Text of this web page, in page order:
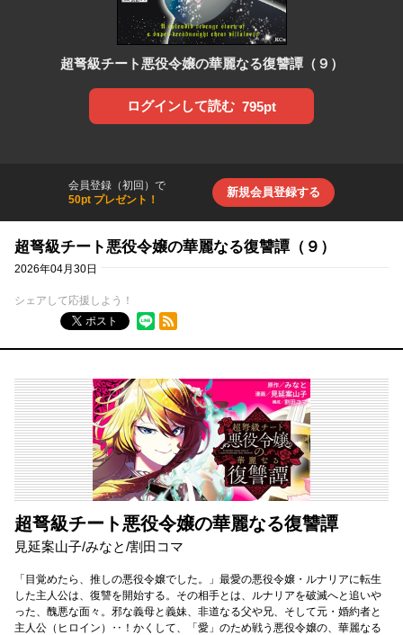
超弩級チート悪役令嬢の華麗なる復讐譚（９）
ログインして読む 795pt
会員登録（初回）で
50pt プレゼント！
新規会員登録する
超弩級チート悪役令嬢の華麗なる復讐譚（９）
2026年04月30日
シェアして応援しよう！
ポスト
RSSフィード
超弩級チート悪役令嬢の華麗なる復讐譚
見延案山子/みなと/割田コマ
「目覚めたら、推しの悪役令嬢でした。」最愛の悪役令嬢・ルナリアに転生
した主人公は、復讐を開始する。その相手とは、ルナリアを破滅へと追いや
った、醜悪な面々。邪な義母と義妹、非道なる父や兄、そして元・婚約者と
主人公（ヒロイン）‥！かくして、「愛」のため戦う悪役令嬢の、華麗なる